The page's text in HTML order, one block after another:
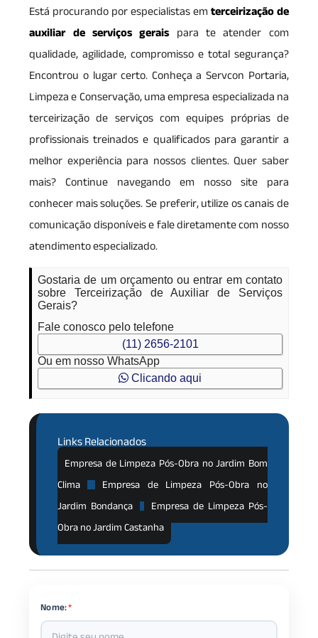
Está procurando por especialistas emterceirização de
auxiliar de serviços gerais para te atender com
qualidade, agilidade, compromisso e total segurança?
Encontrou o lugar certo. Conheça a Servcon Portaria,
Limpeza e Conservação, uma empresa especializada na
terceirização de serviços com equipes próprias de
profissionais treinados e qualificados para garantir a
melhor experiência para nossos clientes. Quer saber
mais? Continue navegando em nosso site para
conhecer mais soluções. Se preferir, utilize os canais de
comunicação disponíveis e fale diretamente com nosso
atendimento especializado.
Gostaria de um orçamento ou entrar em contato
sobre Terceirização de Auxiliar de Serviços
Gerais?
Fale conosco pelo telefone
(11) 2656-2101
Ou em nosso WhatsApp
Clicando aqui
Links Relacionados
Empresa de Limpeza Pós-Obra no Jardim Bom
Clima
Empresa de Limpeza Pós-Obra no
Jardim Bondança
Empresa de Limpeza Pós-
Obra no Jardim Castanha
Nome:*